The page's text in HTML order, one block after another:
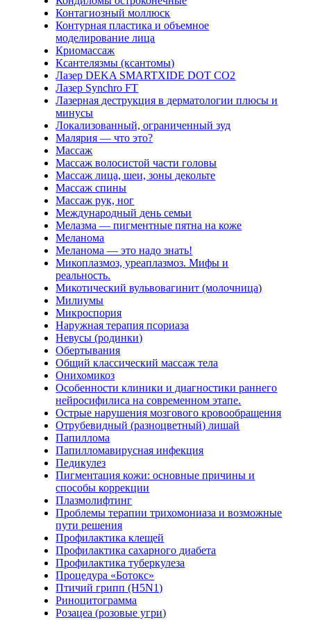
Контагиозный моллюск
Контурная пластика и объемное
моделирование лица
Криомассаж
Ксантелязмы (ксантомы)
Лазер DEKA SMARTXIDE DOT CO2
Лазер Synchro FT
Лазерная деструкция в дерматологии плюсы и
минусы
Локализованный, ограниченный зуд
Малярия — что это?
Массаж
Массаж волосистой части головы
Массаж лица, шеи, зоны декольте
Массаж спины
Массаж рук, ног
Международный день семьи
Мелазма — пигментные пятна на коже
Меланома
Меланома — это надо знать!
Микоплазмоз, уреаплазмоз. Мифы и
реальность.
Микотический вульвовагинит (молочница)
Милиумы
Микроспория
Наружная терапия псориаза
Невусы (родинки)
Обертывания
Общий классический массаж тела
Онихомикоз
Особенности клиники и диагностики раннего
нейросифилиса на современном этапе.
Острые нарушения мозгового кровообращения
Отрубевидный (разноцветный) лишай
Папиллома
Папилломавирусная инфекция
Педикулез
Пигментация кожи: основные причины и
способы коррекции
Плазмолифтинг
Проблемы терапии трихомониаза и возможные
пути решения
Профилактика клещей
Профилактика сахарного диабета
Профилактика туберкулеза
Процедура «Ботокс»
Птичий грипп (H5N1)
Риноцитограмма
Розацеа (розовые угри)